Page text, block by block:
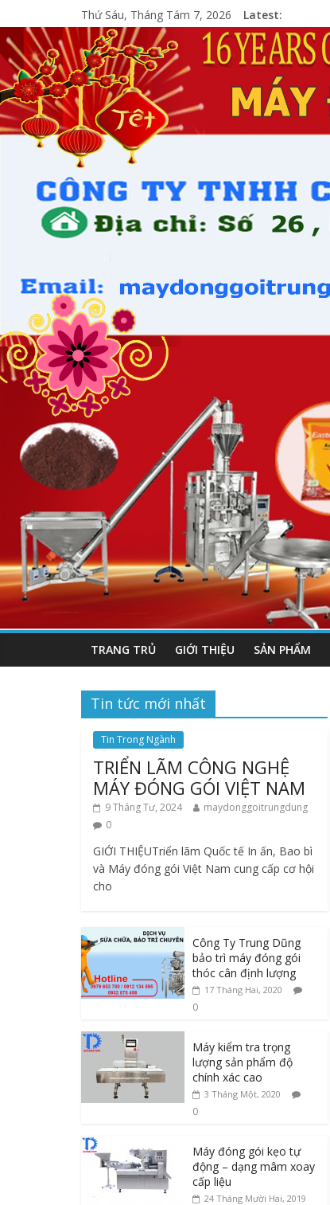
Thứ Sáu, Tháng Tám 7, 2026 Latest:
TRANG TRỦ GIỚI THIỆU SẢN PHẨM
Tin tức mới nhất
Tin Trong Ngành
TRIỂN LÃM CÔNG NGHỆ
MÁY ĐÓNG GÓI VIỆT NAM
9 Tháng Tư, 2024
maydonggoitrungdung
0
GIỚI THIỆUTriển lãm Quốc tế In ấn, Bao bì
và Máy đóng gói Việt Nam cung cấp cơ hội
cho
Công Ty Trung Dũng
bảo trì máy đóng gói
thóc cân định lượng
17 Tháng Hai, 2020
0
Máy kiểm tra trọng
lượng sản phẩm độ
chính xác cao
3 Tháng Một, 2020
0
Máy đóng gói kẹo tự
động – dạng mâm xoay
cấp liệu
24 Tháng Mười Hai, 2019